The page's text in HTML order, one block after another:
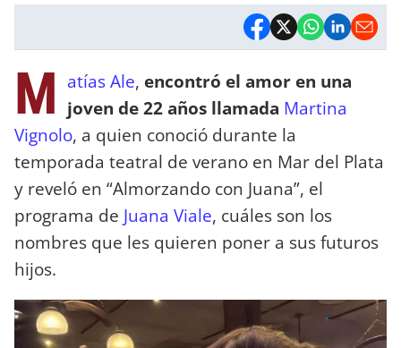
M atías Ale, encontró el amor en una
joven de 22 años llamada Martina
Vignolo, a quien conoció durante la
temporada teatral de verano en Mar del Plata
y reveló en “Almorzando con Juana”, el
programa de Juana Viale, cuáles son los
nombres que les quieren poner a sus futuros
hijos.